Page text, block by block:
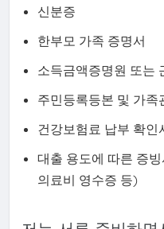
신분증
한부모 가족 증명서
소득금액증명원 또는
주민등록등본 및 가족
건강보험료 납부 확인
대출 용도에 따른 증
의료비 영수증 등)